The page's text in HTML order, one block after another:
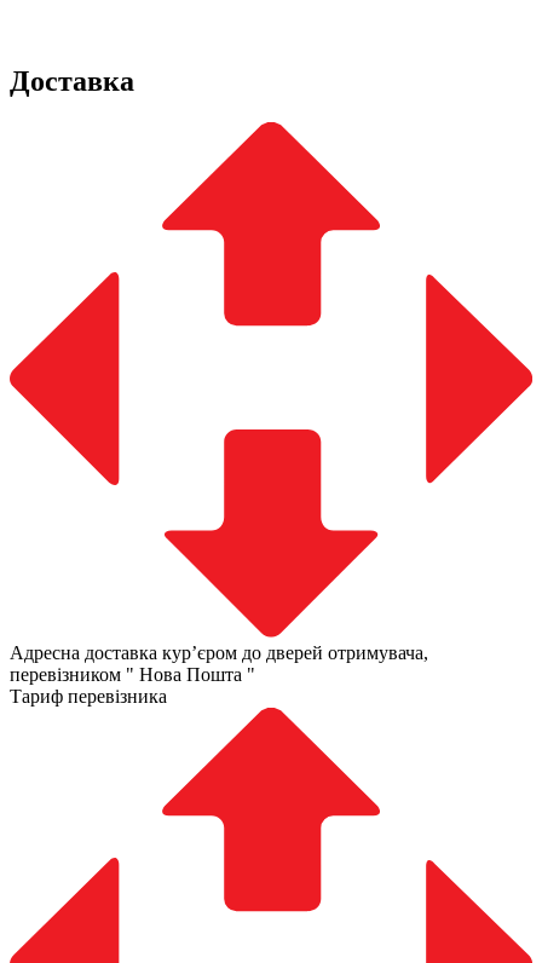
Доставка
Адресна доставка курʼєром до дверей отримувача,
перевізником " Нова Пошта "
Тариф перевізника